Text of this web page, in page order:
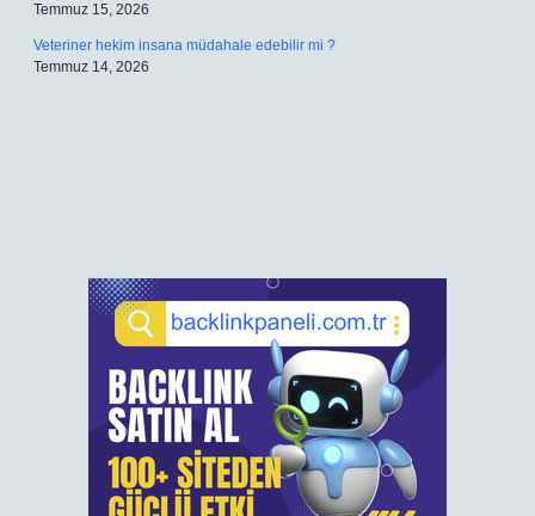
Temmuz 15, 2026
Veteriner hekim insana müdahale edebilir mi ?
Temmuz 14, 2026